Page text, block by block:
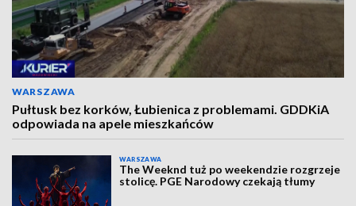
WARSZAWA
Pułtusk bez korków, Łubienica z problemami. GDDKiA
odpowiada na apele mieszkańców
WARSZAWA
The Weeknd tuż po weekendzie rozgrzeje
stolicę. PGE Narodowy czekają tłumy